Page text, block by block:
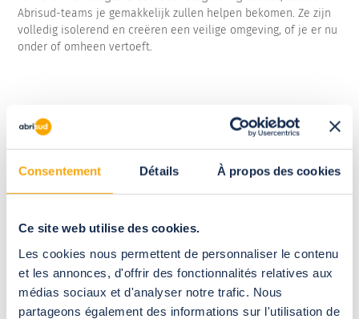
Consentement Détails À propos des cookies
Ce site web utilise des cookies.
Les cookies nous permettent de personnaliser le contenu
et les annonces, d'offrir des fonctionnalités relatives aux
médias sociaux et d'analyser notre trafic. Nous
partageons également des informations sur l'utilisation de
Abrisud-teams je gemakkelijk zullen helpen bekomen. Ze zijn
volledig isolerend en creëren een veilige omgeving, of je er nu
onder of omheen vertoeft.
Waarom kiezen voor een
hoge overkapping?